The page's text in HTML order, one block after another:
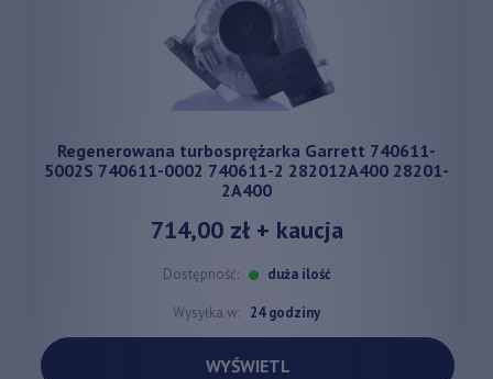
Regenerowana turbosprężarka Garrett 740611-
5002S 740611-0002 740611-2 282012A400 28201-
2A400
714,00 zł+ kaucja
Dostępność: duża ilość
Wysyłka w: 24 godziny
WYŚWIETL